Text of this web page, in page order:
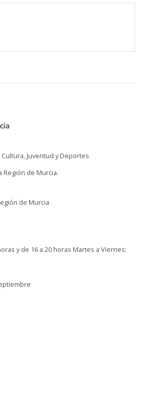
Juventud y Deportes
de Murcia.
de Murcia
y de 16 a 20 horas Martes a Viernes: